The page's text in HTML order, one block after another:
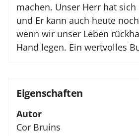
machen. Unser Herr hat
und Er kann auch heute
wenn wir unser Leben
Hand legen. Ein wertvolles
Eigenschaften
Autor
Cor Bruins